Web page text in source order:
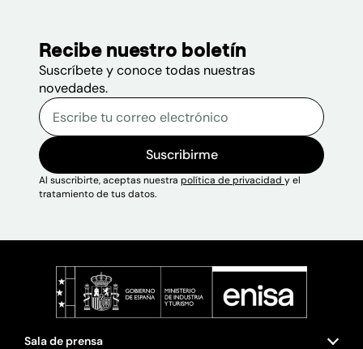
Recibe nuestro boletín
Suscríbete y conoce todas nuestras
novedades.
Sitio web
Escribe tu correo
Suscribirme
Al suscribirte, aceptas nuestra política de privacidad y el
tratamiento de tus datos.
Sala de prensa